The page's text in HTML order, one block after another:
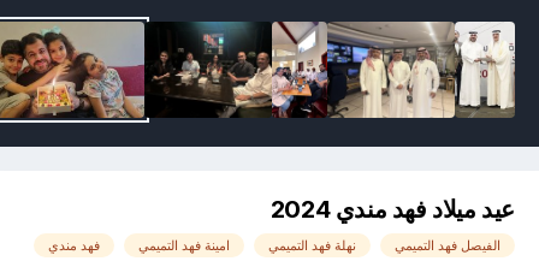
عيد ميلاد فهد مندي 2024
الفيصل فهد التميمي نهلة فهد التميمي امينة فهد التميمي فهد مندي